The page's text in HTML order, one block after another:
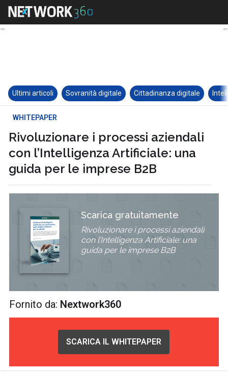
Ultimi articoli Sovranità digitale Cittadinanza digitale
WHITEPAPER
Rivoluzionare i processi aziendali
con l’Intelligenza Artificiale: una
guida per le imprese B2B
Scarica gratuitamente
Rivoluzionare i processi aziendali
con l’Intelligenza Artificiale: una
guida per le imprese B2B
Fornito da: Nextwork360
SCARICA IL WHITEPAPER